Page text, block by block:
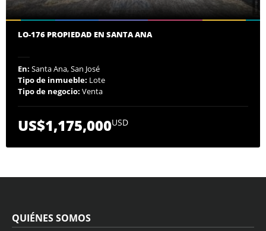
LO-176 PROPIEDAD EN SANTA ANA
En: Santa Ana, San José
Tipo de inmueble: Lote
Tipo de negocio: Venta
US$1,175,000USD
QUIÉNES SOMOS